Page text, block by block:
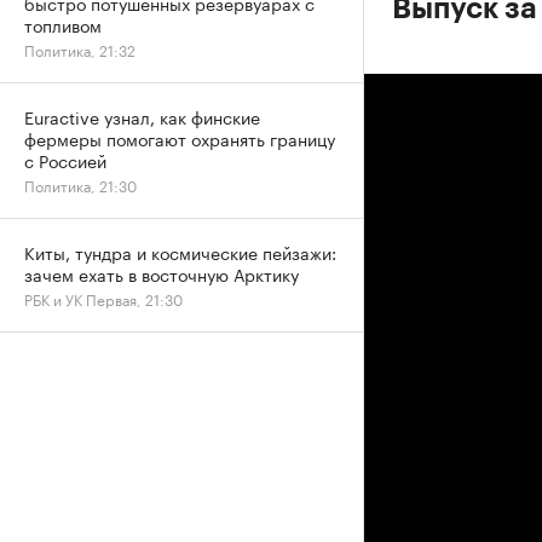
Выпуск
топливом
Политика, 21:32
Euractive узнал, как финские
фермеры помогают охранять границу
с Россией
Политика, 21:30
Киты, тундра и космические пейзажи:
зачем ехать в восточную Арктику
РБК и УК Первая, 21:30